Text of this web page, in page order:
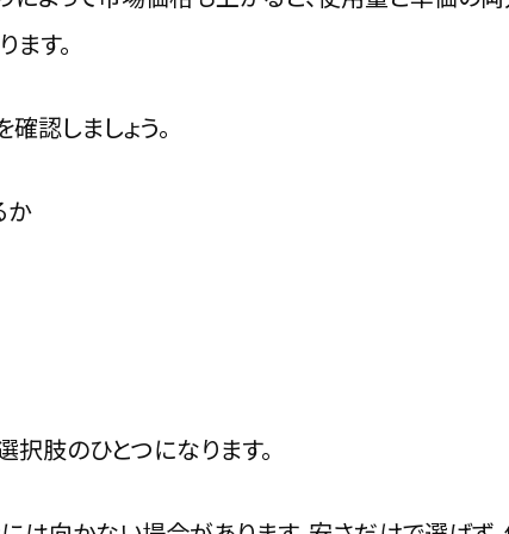
す。
認しましょう。
か
肢のひとつになります。